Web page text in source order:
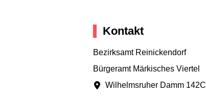
Kontakt
Bezirksamt Reinickendorf
Bürgeramt Märkisches Viertel
Wilhelmsruher Damm 142C